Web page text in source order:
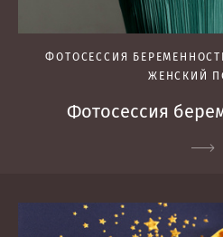
ФОТОСЕССИЯ
ЖЕНСКИЙ
Фотосессия